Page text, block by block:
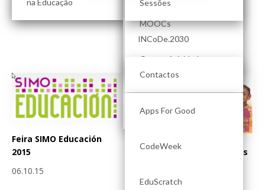
na Educação
MOOCs
Outras Atividades
Partilhas à Quarta
Sessões
INCoDe.2030
MenSI
Contactos
Projetos Apoiados
Apps For Good
CodeWeek
EduScratch
11.10.15
Certificação eSafety
Label – Escolas
digitalmente seguras
Feira SIMO Educación
2015
06.10.15
Campeonatos escolares
aniversário